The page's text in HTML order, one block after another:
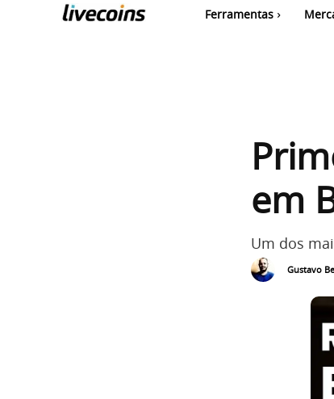
Ferramentas
em
Um dos
Gustavo